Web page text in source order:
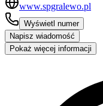
www.spgralewo.pl
Wyświetl numer
Napisz wiadomość
Pokaż więcej informacji